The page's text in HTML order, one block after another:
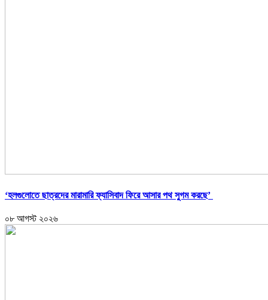
‘হলগুলোতে ছাত্রদের মারামারি ফ্যাসিবাদ ফিরে আসার পথ সুগম করছে’
০৮ আগস্ট ২০২৬